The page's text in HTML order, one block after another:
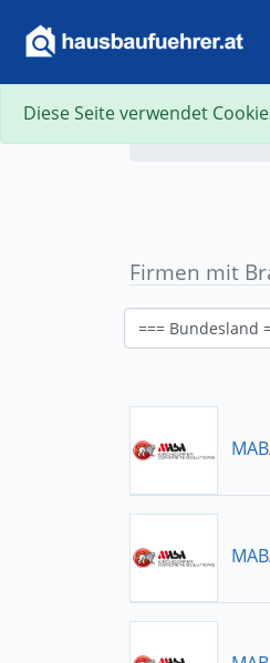
Firmen mit
Diese Seite verwendet